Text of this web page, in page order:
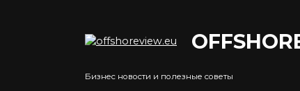
Преимущества
Бизнес новости и полезные советы